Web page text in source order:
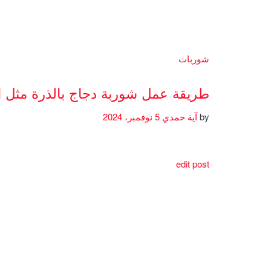
شوربات
طريقة عمل شوربة دجاج بالذرة مثل
byآية حمدي
edit post